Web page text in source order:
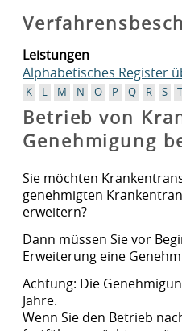
Leistungen
Alphabetisches Register
K L M N O P Q R S
Betrieb von
Genehmigung
Sie möchten
genehmigten
erweitern?
Dann müssen Sie vor
Erweiterung eine
Achtung: Die
Jahre.
Wenn Sie den Betrieb